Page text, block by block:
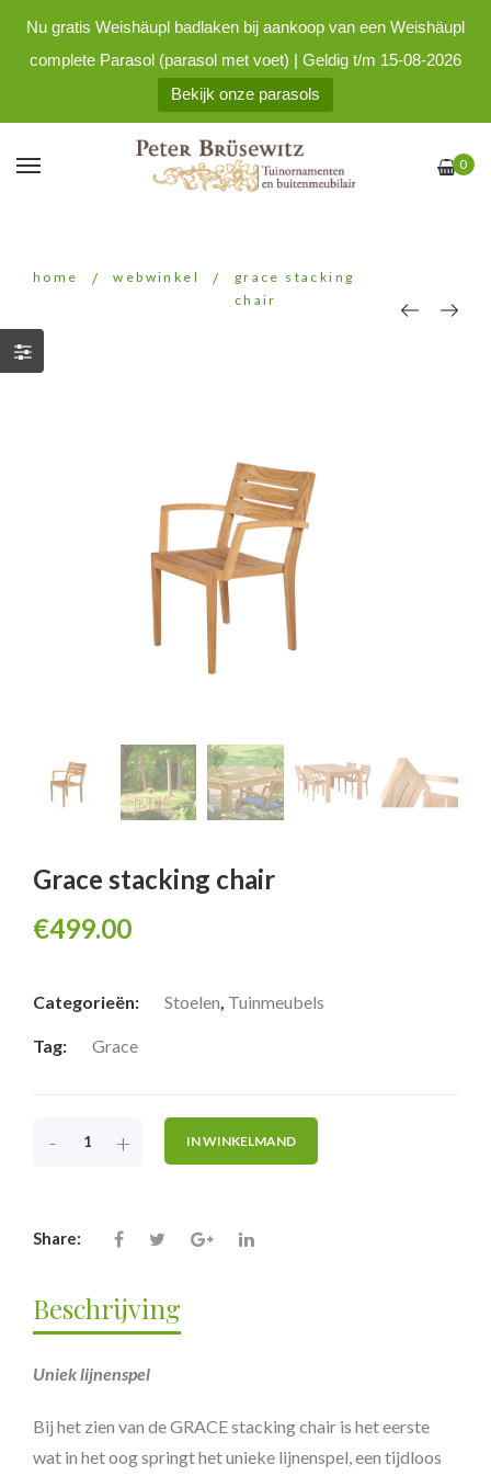
Nu gratis Weishäupl badlaken bij aankoop van een Weishäupl
complete Parasol (parasol met voet) | Geldig t/m 15-08-2026
Bekijk onze parasols
0
home / webwinkel /
grace stacking
chair
Grace stacking chair
€499.00
Categorieën: Stoelen, Tuinmeubels
Tag: Grace
- + IN WINKELMAND
Share:
Beschrijving
Uniek lijnenspel
Bij het zien van de GRACE stacking chair is het eerste
wat in het oog springt het unieke lijnenspel, een tijdloos